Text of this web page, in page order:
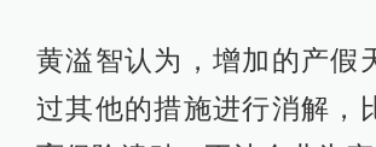
黄溢智认为，增加的产假
过其他的措施进行消解，